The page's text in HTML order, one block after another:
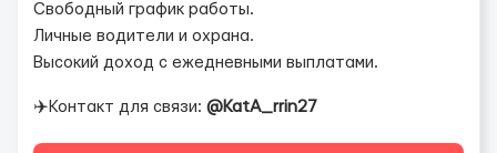
Свободный график работы.
Личные водители и охрана.
Высокий доход с ежедневными выплатами.
✈️Контакт для связи: @KatA_rrin27